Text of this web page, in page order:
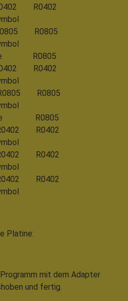
R0402
R0805
R0805
R0402
R0805
R0805
R0402
R0402
R0402
Platine:
mit dem Adapter
und fertig.